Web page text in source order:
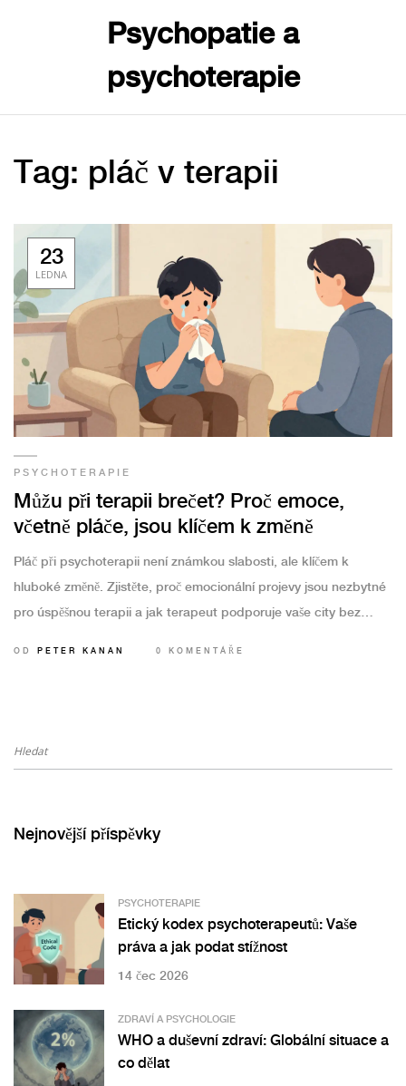
Psychopatie a
psychoterapie
Tag: pláč v terapii
23
LEDNA
PSYCHOTERAPIE
Můžu při terapii brečet? Proč emoce,
včetně pláče, jsou klíčem k změně
Pláč při psychoterapii není známkou slabosti, ale klíčem k
hluboké změně. Zjistěte, proč emocionální projevy jsou nezbytné
pro úspěšnou terapii a jak terapeut podporuje vaše city bez
OD PETER KANAN 0 KOMENTÁŘE
Nejnovější příspěvky
PSYCHOTERAPIE
Etický kodex psychoterapeutů: Vaše
práva a jak podat stížnost
14 čec 2026
ZDRAVÍ A PSYCHOLOGIE
WHO a duševní zdraví: Globální situace a
co dělat